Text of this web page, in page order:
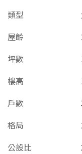
類型
屋齡
坪數
樓高
戶數
格局
公設比